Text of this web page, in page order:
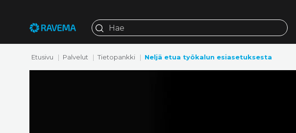
Etusivu Palvelut Tietopankki Neljä etua työkalun esiasetuksesta